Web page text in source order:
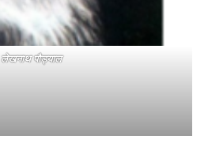
लेखनाथ पौड्याल